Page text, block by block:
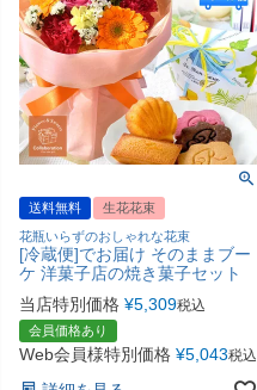
送料無料
生花花束
花瓶いらずのおしゃれな花束
[冷蔵便]でお届け そのままブー
ケ 洋菓子店の焼き菓子セット
当店特別価格 ¥5,309税込
会員価格あり
Web会員様特別価格 ¥5,043税込